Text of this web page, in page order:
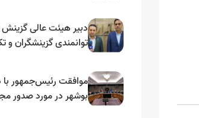
دبیر هیئت عالی گزینش
توانمندی گزینشگران و
موافقت رئیس‌جمهور با
بوشهر در مورد صدور